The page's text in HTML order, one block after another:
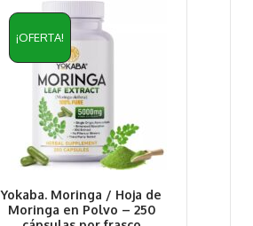
Yokaba. Moringa / Hoja de
Moringa en Polvo – 250
¡OFERTA!